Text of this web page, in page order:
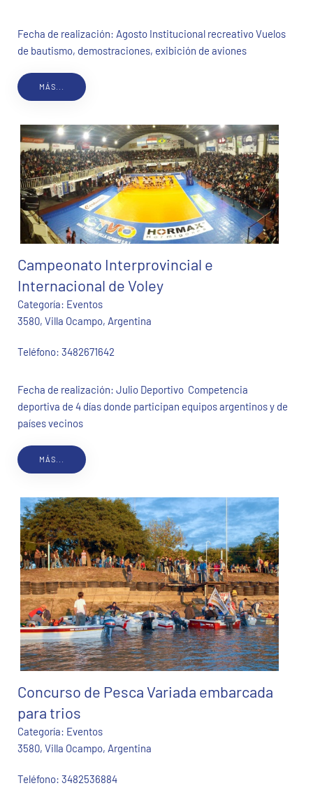
Fecha de realización: Agosto Institucional recreativo Vuelos
de bautismo, demostraciones, exibición de aviones
MÁS...
Campeonato Interprovincial e
Internacional de Voley
Categoría: Eventos
3580, Villa Ocampo, Argentina
Teléfono: 3482671642
Fecha de realización: Julio Deportivo Competencia
deportiva de 4 días donde participan equipos argentinos y de
países vecinos
MÁS...
Concurso de Pesca Variada embarcada
para trios
Categoría: Eventos
3580, Villa Ocampo, Argentina
Teléfono: 3482536884